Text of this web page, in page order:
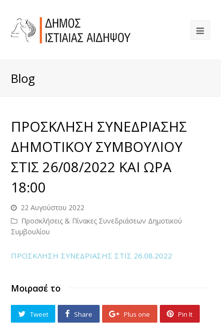
Blog
ΠΡΟΣΚΛΗΣΗ ΣΥΝΕΔΡΙΑΣΗΣ
ΔΗΜΟΤΙΚΟΥ ΣΥΜΒΟΥΛΙΟΥ
ΣΤΙΣ 26/08/2022 ΚΑΙ ΩΡΑ
18:00
22 Αυγούστου 2022
Προσκλήσεις & Πίνακες Συνεδριάσεων Δημοτικού
Συμβουλίου
ΠΡΟΣΚΛΗΣΗ ΣΥΝΕΔΡΙΑΣΗΣ ΣΤΙΣ 26.08.2022
Μοιρασέ το
Tweet Share Plus one Pin It